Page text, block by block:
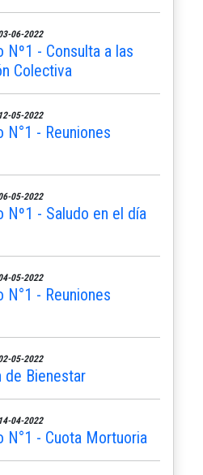
06-2022
Nº1 - Consulta a las
Colectiva
12-05-2022
N°1 - Reuniones
05-2022
Nº1 - Saludo en el día
05-2022
N°1 - Reuniones
05-2022
de Bienestar
14-04-2022
N°1 - Cuota Mortuoria